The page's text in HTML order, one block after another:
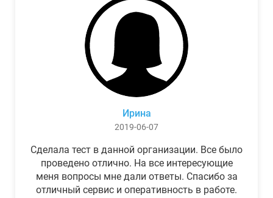
Ирина
2019-06-07
Сделала тест в данной организации. Все было
проведено отлично. На все интересующие
меня вопросы мне дали ответы. Спасибо за
отличный сервис и оперативность в работе.